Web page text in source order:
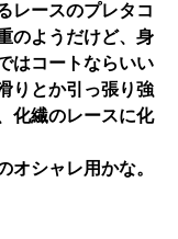
レースのプレタコ
のようだけど、身
はコートならいい
りとか引っ張り強
化繊のレースに化
オシャレ用かな。